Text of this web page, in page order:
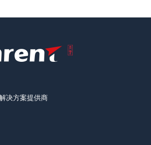
决方案提供商